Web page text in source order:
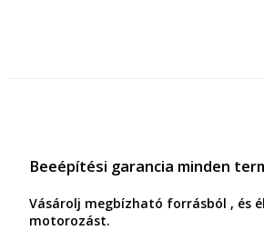
Beeépítési garancia minden
Vásárolj megbízható forrásból , és
motorozást.